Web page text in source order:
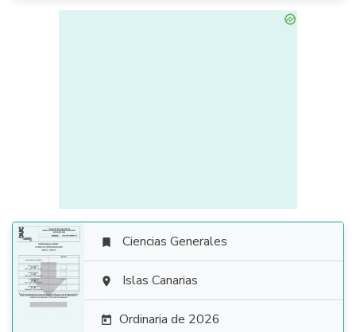

 Ciencias Generales
 Islas Canarias
 Ordinaria de 2026